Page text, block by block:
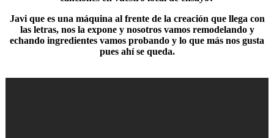
Javi que es una máquina al frente de la creación que llega con
las letras, nos la expone y nosotros vamos remodelando y
echando ingredientes vamos probando y lo que más nos gusta
pues ahí se queda.